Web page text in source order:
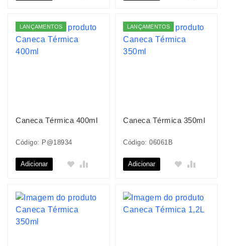
LANÇAMENTOS
Caneca Térmica 400ml
Código: P@18934
Adicionar
LANÇAMENTOS
Caneca Térmica 350ml
Código: 06061B
Adicionar